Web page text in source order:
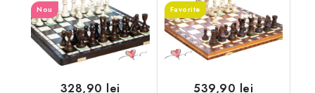
Nou
328,90 lei
Favorite
539,90 lei